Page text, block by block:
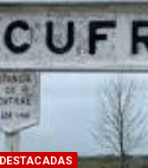
DESTACADAS